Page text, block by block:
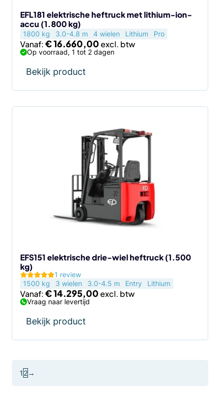
EFL181 elektrische heftruck met lithium-ion-
accu (1.800 kg)
1800 kg 3.0-4.8 m 4 wielen Lithium Pro
Vanaf:€16.660,00
Op voorraad, 1 tot 2 dagen
Bekijk product
de
productpagina
EFS151 elektrische drie-wiel heftruck (1.500
kg)
1 review
1500 kg
3 wielen 3.0-4.5 m Entry Lithium
Vanaf:€14.295,00
Vraag naar levertijd
Bekijk product
de
productpagina
1 2→